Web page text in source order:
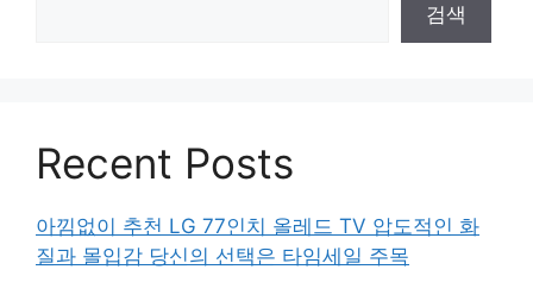
검색
Recent Posts
아낌없이 추천 LG 77인치 올레드 TV 압도적인 화
질과 몰입감 당신의 선택은 타임세일 주목